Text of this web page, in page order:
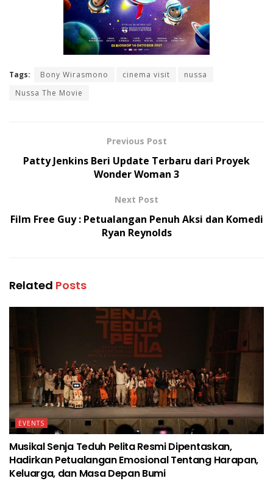
Tags: Bony Wirasmono cinema visit
nussa
Nussa The Movie
Previous Post
Patty Jenkins Beri Update Terbaru dari Proyek
Wonder Woman 3
Next Post
Film Free Guy : Petualangan Penuh Aksi dan Komedi
Ryan Reynolds
Related Posts
EVENTS
Musikal Senja Teduh Pelita Resmi Dipentaskan,
Hadirkan Petualangan Emosional Tentang Harapan,
Keluarga, dan Masa Depan Bumi